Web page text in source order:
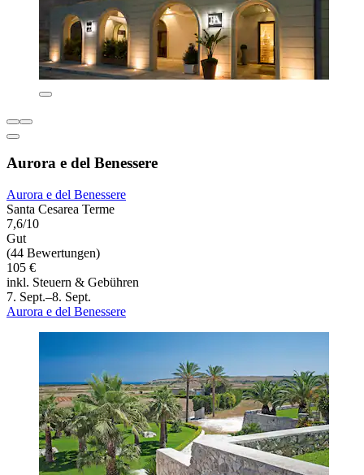
Aurora e del Benessere
Aurora e del Benessere
Santa Cesarea Terme
7,6/10
Gut
(44 Bewertungen)
105 €
inkl. Steuern & Gebühren
7. Sept.–8. Sept.
Aurora e del Benessere